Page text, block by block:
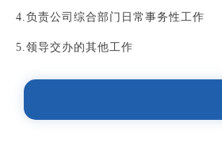
4.负责公司综合部门日常事务性工作
5.领导交办的其他工作